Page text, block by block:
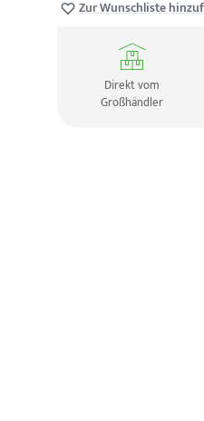
Zur Wunschliste
Direkt vom
Großhändler